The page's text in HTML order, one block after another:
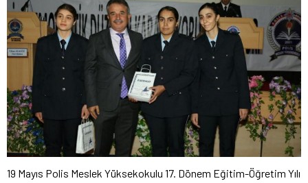
19 Mayıs Polis Meslek Yüksekokulu 17. Dönem Eğitim-Öğretim Yılı